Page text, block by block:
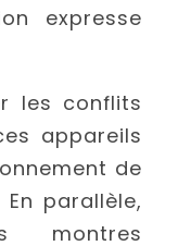
expresse
les conflits
appareils
de
parallèle,
montres